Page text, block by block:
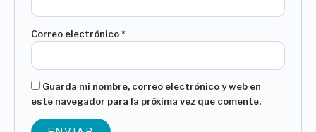
Correo electrónico*
Guarda mi nombre, correo electrónico y web en
este navegador para la próxima vez que comente.